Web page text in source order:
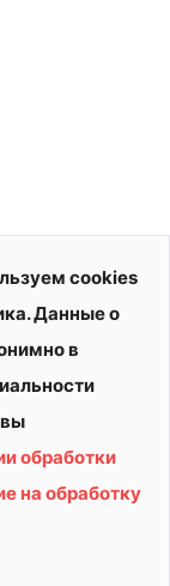
Услуги и
cookies
Данные о
в
обработки
на обработку